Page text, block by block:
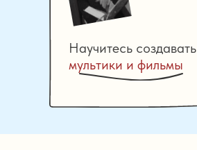
Научитесь создавать
мультики и фильмы